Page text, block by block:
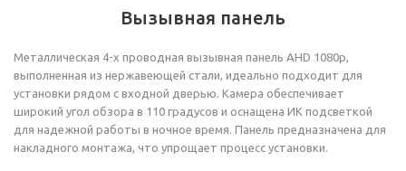
Вызывная панель
Металлическая 4-х проводная вызывная панель AHD 1080p,
выполненная из нержавеющей стали, идеально подходит для
установки рядом с входной дверью. Камера обеспечивает
широкий угол обзора в 110 градусов и оснащена ИК подсветкой
для надежной работы в ночное время. Панель предназначена для
накладного монтажа, что упрощает процесс установки.